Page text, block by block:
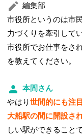
編集部
市役所というのは市
力づくりを牽引して
市役所でお仕事をさ
を教えてください。
本間さん
やはり世間的にも注
大船駅の間に開設さ
しい駅ができること